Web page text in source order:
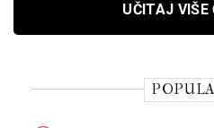
UČITAJ VIŠE